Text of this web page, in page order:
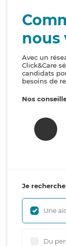
nous
Avec un
Click&Care
candidats
besoins de
Nos
Je recherche
Une
Du